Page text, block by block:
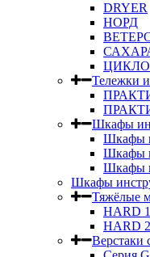
DRYER
НОРД
Тележки
Шкафы
Шкафы
Шкафы
Шкафы
Шкафы
Тяжёлые
HARD
HARD
Верстаки